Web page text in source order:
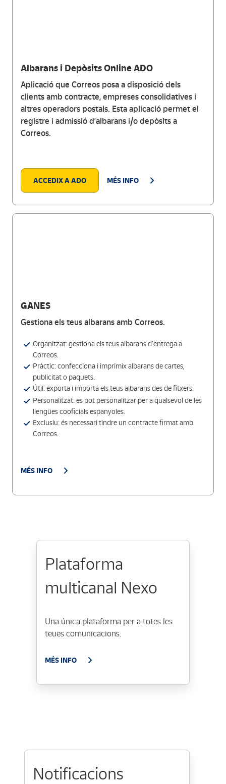
Albarans i Depòsits Online ADO
Aplicació que Correos posa a disposició dels
clients amb contracte, empreses consolidatives i
altres operadors postals. Esta aplicació permet el
registre i admissió d’albarans i/o depòsits a
Correos.
ACCEDIX A ADO MÉS INFO
GANES
Gestiona els teus albarans amb Correos.
Organitzat: gestiona els teus albarans d’entrega a
Correos.
Pràctic: confecciona i imprimix albarans de cartes,
publicitat o paquets.
Útil: exporta i importa els teus albarans des de fitxers.
Personalitzat: es pot personalitzar per a qualsevol de les
llengües cooficials espanyoles.
Exclusiu: és necessari tindre un contracte firmat amb
Correos.
MÉS INFO
Plataforma
multicanal Nexo
Una única plataforma per a totes les
teues comunicacions.
MÉS INFO
Notificacions